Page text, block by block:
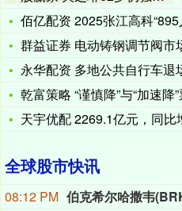
佰亿配资 2025张江高科
群益证券 电动铸钢调节阀市
永华配资 多地公共自行车退
乾富策略 “谨慎降”与“加速
天宇优配 2269.1亿元，同
全球股市快讯
08:12 PM